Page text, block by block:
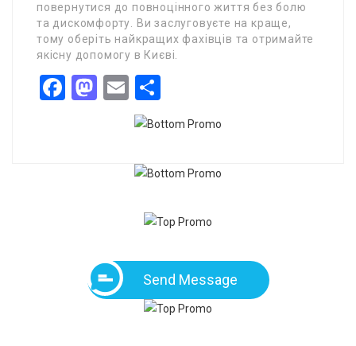
повернутися до повноцінного життя без болю
та дискомфорту. Ви заслуговуєте на краще,
тому оберіть найкращих фахівців та отримайте
якісну допомогу в Києві.
Facebook
Mastodon
Email
Send Message